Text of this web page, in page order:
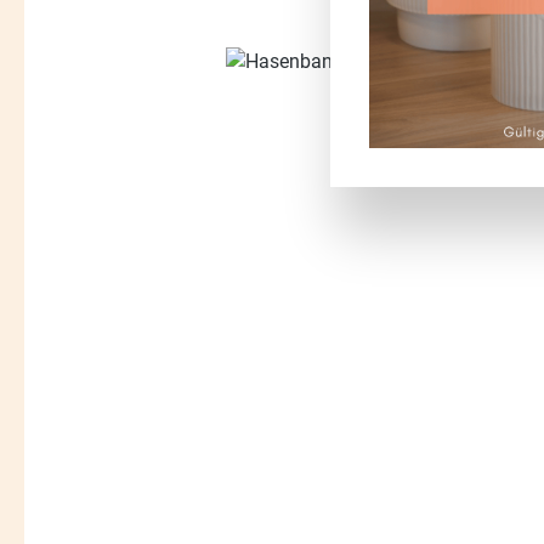
Bildergalerie überspringen